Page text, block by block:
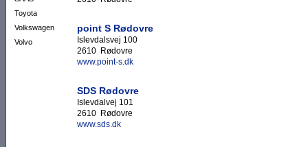
Toyota
Volkswagen
Volvo
point S Rødovre
Islevdalsvej 100
2610 Rødovre
www.point-s.dk
SDS Rødovre
Islevdalvej 101
2610 Rødovre
www.sds.dk